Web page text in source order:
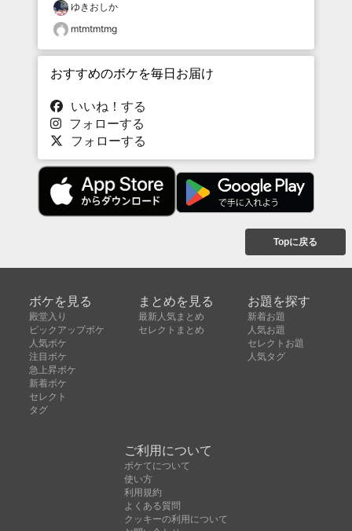
ゆきおしか
mtmtmtmg
おすすめのボケを毎日お届け
いいね！する
フォローする
フォローする
Topに戻る
ボケを見る
殿堂入り
ピックアップボケ
人気ボケ
注目ボケ
急上昇ボケ
新着ボケ
セレクト
タグ
まとめを見る
最新人気まとめ
セレクトまとめ
お題を探す
新着お題
人気お題
セレクトお題
人気タグ
ご利用について
ボケてについて
使い方
利用規約
よくある質問
クッキーの利用について